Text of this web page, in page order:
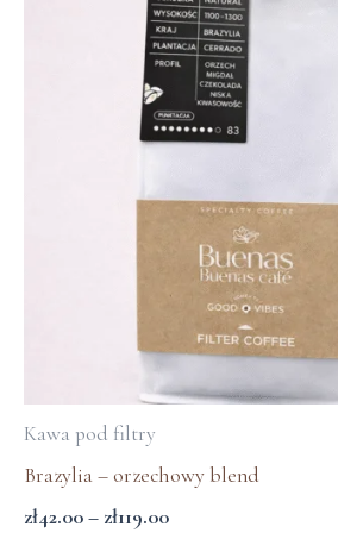
Kawa pod filtry
Brazylia – orzechowy blend
zł42.00– zł119.00
zł42.00
do
zł119.00
wiele
wariantów.
Opcje
można
na
stronie
produktu